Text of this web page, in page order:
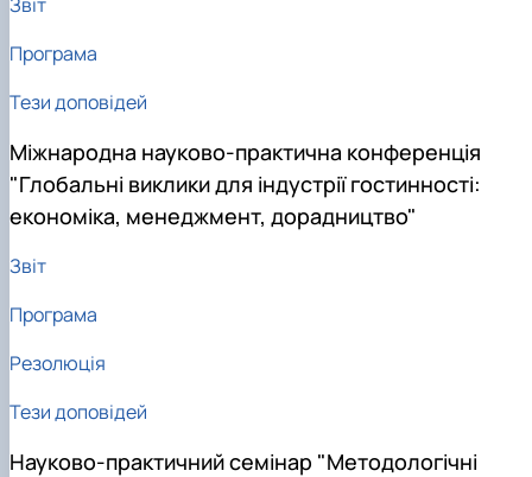
Програма
Тези доповідей
Міжнародна науково-практична конференція
"Глобальні виклики для індустрії гостинності:
економіка, менеджмент, дорадництво"
Звіт
Програма
Резолюція
Тези доповідей
Науково-практичний семінар "Методологічні